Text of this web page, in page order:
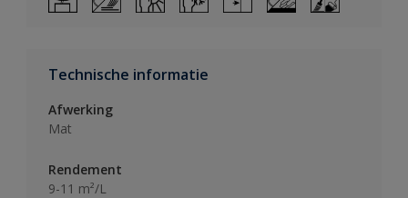
Technische informatie
Afwerking
Mat
Rendement
9-11 m²/L